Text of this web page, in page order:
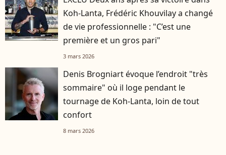
Koh-Lanta, Frédéric Khouvilay a changé
de vie professionnelle : "C’est une
première et un gros pari"
3 mars 2026
Denis Brogniart évoque l’endroit "très
sommaire" où il loge pendant le
tournage de Koh-Lanta, loin de tout
confort
8 mars 2026